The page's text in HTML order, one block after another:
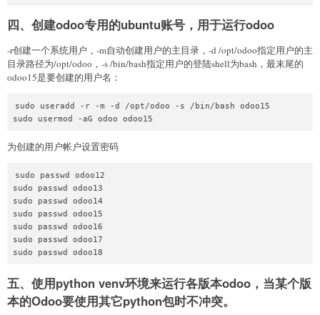
四、创建odoo专用的ubuntu账号，用于运行odoo
-r创建一个系统用户，-m自动创建用户的主目录，-d /opt/odoo指定用户的主
目录路径为/opt/odoo，-s /bin/bash指定用户的登陆shell为bash，最末尾的
odoo15是要创建的用户名：
sudo useradd -r -m -d /opt/odoo -s /bin/bash odoo15
为创建的用户帐户设置密码
sudo passwd odoo12
sudo passwd odoo13
sudo passwd odoo14
sudo passwd odoo15
sudo passwd odoo16
sudo passwd odoo17
五、使用python venv环境来运行各版本odoo，当某个版
本的Odoo要使用其它python包时不冲突。